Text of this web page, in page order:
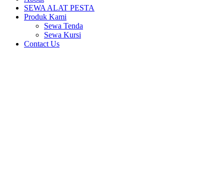
SEWA ALAT PESTA
Produk Kami
Sewa Tenda
Sewa Kursi
Contact Us